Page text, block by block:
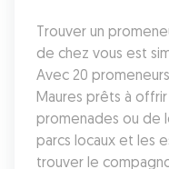
Trouver un
de chez vous est
Avec 20
Maures prêts à
promenades ou de
parcs locaux et les
trouver le